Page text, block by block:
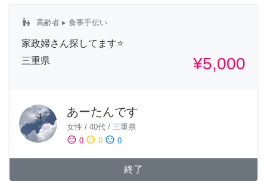
escalator_warning 高齢者 ▸ 食事手伝い
家政婦さん探してます⭐️
三重県
¥5,000
あーたんです
女性 / 40代 / 三重県
sentiment_satisfied 0 sentiment_neutral 0 sentiment_dissatisfied 0
終了